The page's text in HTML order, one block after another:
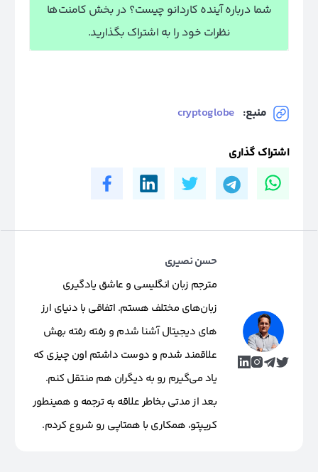
شما درباره آینده کاردانو چیست؟ در بخش کامنت‌‌‌ها
نظرات خود را به اشتراک بگذارید.
منبع: cryptoglobe
اشتراک گذاری
حسن نصیری
مترجم زبان انگلیسی و عاشق یادگیری
زبان‌های مختلف هستم. اتفاقی با دنیای ارز
های دیجیتال آشنا شدم و رفته رفته بهش
علاقمند شدم و دوست داشتم اون چیزی که
یاد می‌گیرم رو به دیگران هم منتقل کنم.
بعد از مدتی بخاطر علاقه به ترجمه و همینطور
کریپتو، همکاری با همتاپی رو شروع کردم.